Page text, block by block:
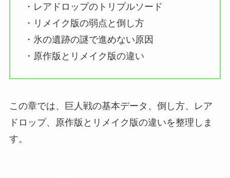
・レアドロップのトリプルソード
・リメイク版の弱点と倒し方
・氷の遺跡の謎で進めない原因
・原作版とリメイク版の違い
この章では、巨人戦の基本データ、倒し方、レア
ドロップ、原作版とリメイク版の違いを整理しま
す。